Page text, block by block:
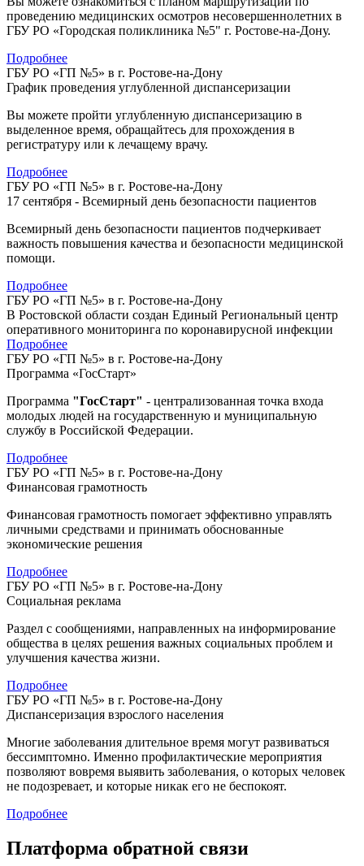
проведению медицинских осмотров несовершеннолетних в
ГБУ РО «Городская поликлиника №5" г. Ростове-на-Дону.
Подробнее
ГБУ РО «ГП №5» в г. Ростове-на-Дону
График проведения углубленной диспансеризации
Вы можете пройти углубленную диспансеризацию в
выделенное время, обращайтесь для прохождения в
регистратуру или к лечащему врачу.
Подробнее
ГБУ РО «ГП №5» в г. Ростове-на-Дону
17 сентября - Всемирный день безопасности пациентов
Всемирный день безопасности пациентов подчеркивает
важность повышения качества и безопасности медицинской
помощи.
Подробнее
ГБУ РО «ГП №5» в г. Ростове-на-Дону
В Ростовской области создан Единый Региональный центр
оперативного мониторинга по коронавирусной инфекции
Подробнее
ГБУ РО «ГП №5» в г. Ростове-на-Дону
Программа «ГосСтарт»
Программа "ГосСтарт" - централизованная точка входа
молодых людей на государственную и муниципальную
службу в Российской Федерации.
Подробнее
ГБУ РО «ГП №5» в г. Ростове-на-Дону
Финансовая грамотность
Финансовая грамотность помогает эффективно управлять
личными средствами и принимать обоснованные
экономические решения
Подробнее
ГБУ РО «ГП №5» в г. Ростове-на-Дону
Социальная реклама
Раздел с сообщениями, направленных на информирование
общества в целях решения важных социальных проблем и
улучшения качества жизни.
Подробнее
ГБУ РО «ГП №5» в г. Ростове-на-Дону
Диспансеризация взрослого населения
Многие заболевания длительное время могут развиваться
бессимптомно. Именно профилактические мероприятия
позволяют вовремя выявить заболевания, о которых человек
не подозревает, и которые никак его не беспокоят.
Подробнее
Платформа обратной связи